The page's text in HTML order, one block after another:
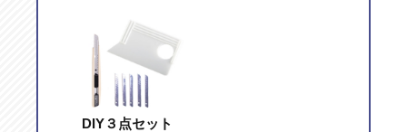
DIY３点セット